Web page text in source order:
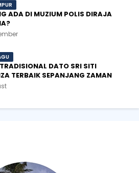
ADA DI MUZIUM POLIS DIRAJA
DATO SRI SITI
TERBAIK SEPANJANG ZAMAN